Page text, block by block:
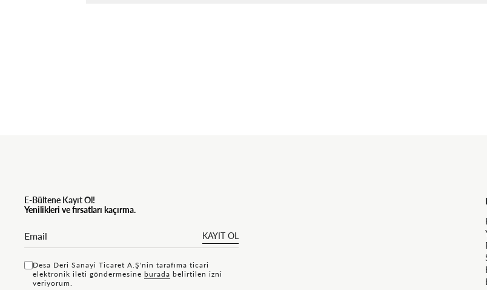
E-Bültene Kayıt Ol!
Yenilikleri ve fırsatları kaçırma.
KAYIT OL
Desa Deri Sanayi Ticaret A.Ş'nin tarafıma ticari
elektronik ileti göndermesine bu rada belirtilen izni
veriyorum.